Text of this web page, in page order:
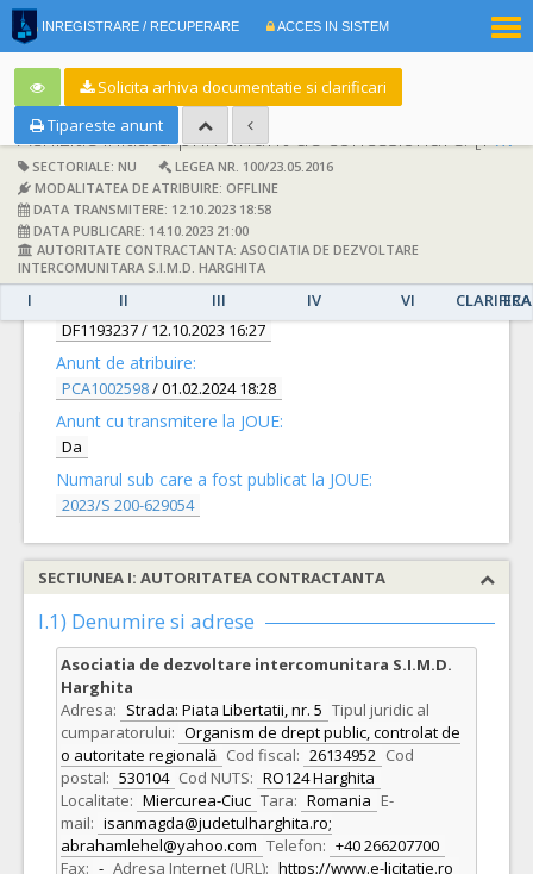
INREGISTRARE / RECUPERARE ACCES IN SISTEM
Solicita arhiva documentatie si clarificari
Tipareste anunt
Achizitie initiata prin anunt de concesionare:[PC1002503] -
SECTORIALE: NU
LEGEA NR. 100/23.05.2016
MODALITATEA DE ATRIBUIRE: OFFLINE
DATA TRANSMITERE: 12.10.2023 18:58
DATA PUBLICARE: 14.10.2023 21:00
AUTORITATE CONTRACTANTA: ASOCIATIA DE DEZVOLTARE
INTERCOMUNITARA S.I.M.D. HARGHITA
I II III IV VI
DETALII
Documentatie de atribuire:
DF1193237/ 12.10.2023 16:27
Anunt de atribuire:
PCA1002598/ 01.02.2024 18:28
Anunt cu transmitere la JOUE:
Da
Numarul sub care a fost publicat la JOUE:
2023/S 200-629054
SECTIUNEA I: AUTORITATEA CONTRACTANTA
I.1) Denumire si adrese
Asociatia de dezvoltare intercomunitara S.I.M.D.
Harghita
Adresa: Strada: Piata Libertatii, nr. 5 Tipul juridic al
cumparatorului: Organism de drept public, controlat de
o autoritate regională Cod fiscal: 26134952 Cod
postal: 530104 Cod NUTS: RO124 Harghita
Localitate: Miercurea-Ciuc Tara: Romania E-
mail: isanmagda@judetulharghita.ro;
abrahamlehel@yahoo.com Telefon: +40 266207700
Fax: - Adresa Internet (URL): https://www.e-licitatie.ro